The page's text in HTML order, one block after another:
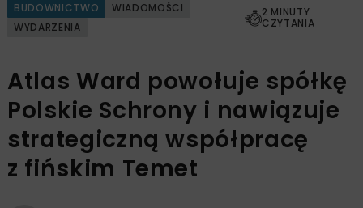
BUDOWNICTWO
WIADOMOŚCI
WYDARZENIA
2 MINUTY
CZYTANIA
Atlas Ward powołuje spółkę
Polskie Schrony i nawiązuje
strategiczną współpracę
z fińskim Temet